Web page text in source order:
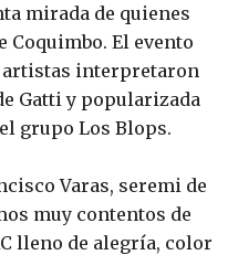
mirada de quienes
El evento
interpretaron
Gatti y popularizada
grupo Los Blops.
Varas, seremi de
muy contentos de
lleno de alegría, color